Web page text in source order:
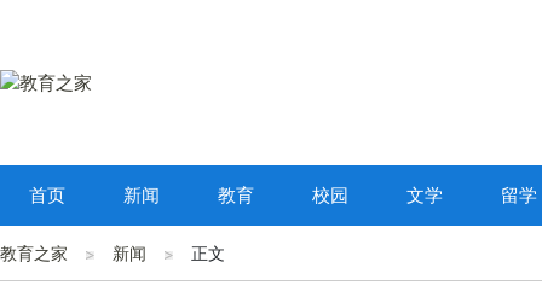
首页 新闻 教育 校园 文学 留学
教育之家 新闻 正文